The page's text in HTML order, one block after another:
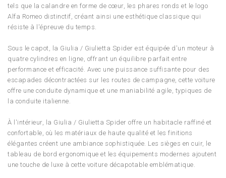
tels que la calandre en forme de cœur, les phares ronds et le logo
Alfa Romeo distinctif, créant ainsi une esthétique classique qui
résiste à l'épreuve du temps.
Sous le capot, la Giulia / Giulietta Spider est équipée d'un moteur à
quatre cylindres en ligne, offrant un équilibre parfait entre
performance et efficacité. Avec une puissance suffisante pour des
escapades décontractées sur les routes de campagne, cette voiture
offre une conduite dynamique et une maniabilité agile, typiques de
la conduite italienne.
À l'intérieur, la Giulia / Giulietta Spider offre un habitacle raffiné et
confortable, où les matériaux de haute qualité et les finitions
élégantes créent une ambiance sophistiquée. Les sièges en cuir, le
tableau de bord ergonomique et les équipements modernes ajoutent
une touche de luxe à cette voiture décapotable emblématique.